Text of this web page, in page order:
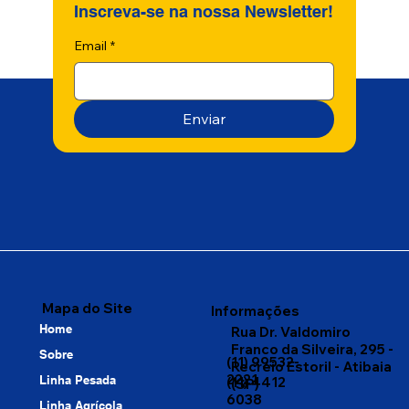
Inscreva-se na nossa Newsletter!
Email *
Enviar
Informações
Rua Dr. Valdomiro
Franco da Silveira, 295 -
Recreio Estoril - Atibaia
(SP)
(11) 99532-
2221
(11) 4412
6038
Mapa do Site
Home
Sobre
Linha Pesada
Linha Agrícola